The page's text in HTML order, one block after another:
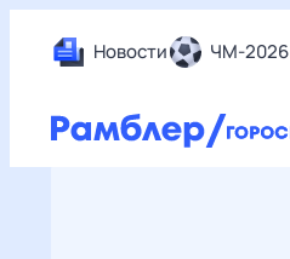
Новости ЧМ-2026